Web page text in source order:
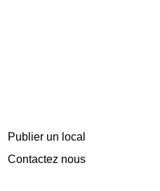
Publier un local
Contactez nous